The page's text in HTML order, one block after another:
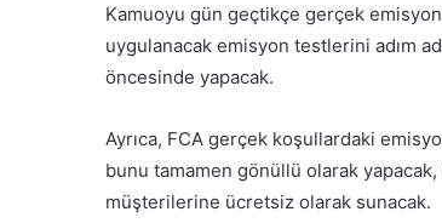
Kamuoyu gün geçtikçe gerçek
uygulanacak emisyon testlerini adım
öncesinde yapacak.
Ayrıca, FCA gerçek koşullardaki
bunu tamamen gönüllü olarak
müşterilerine ücretsiz olarak sunacak.